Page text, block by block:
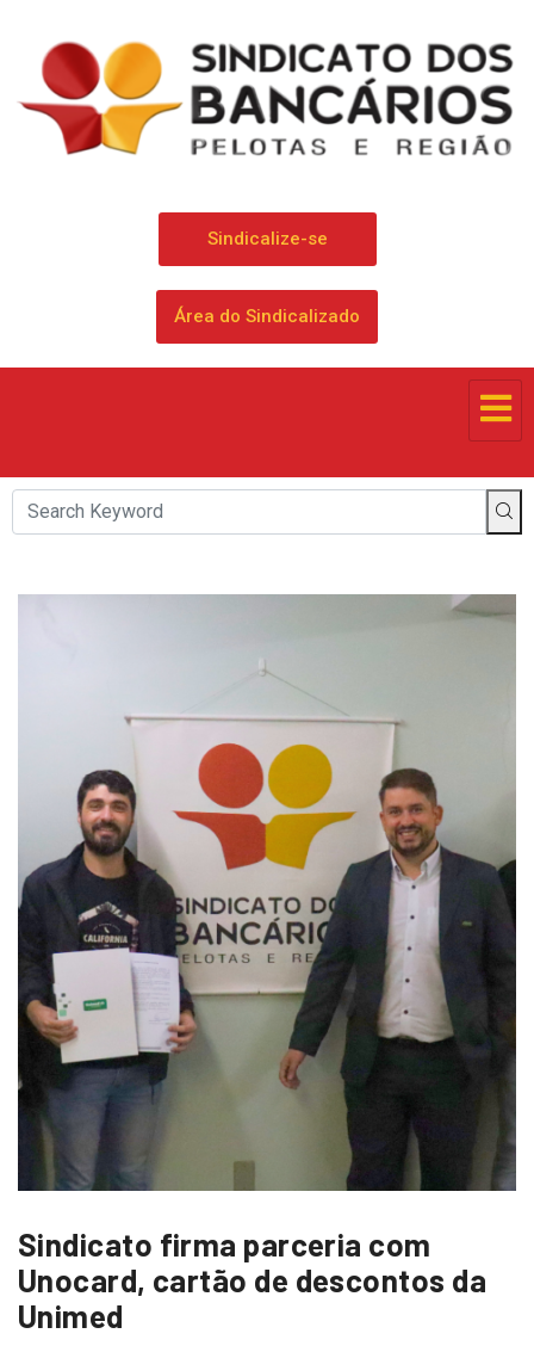
Sindicalize-se
Área do Sindicalizado
Sindicato firma parceria com
Unocard, cartão de descontos da
Unimed